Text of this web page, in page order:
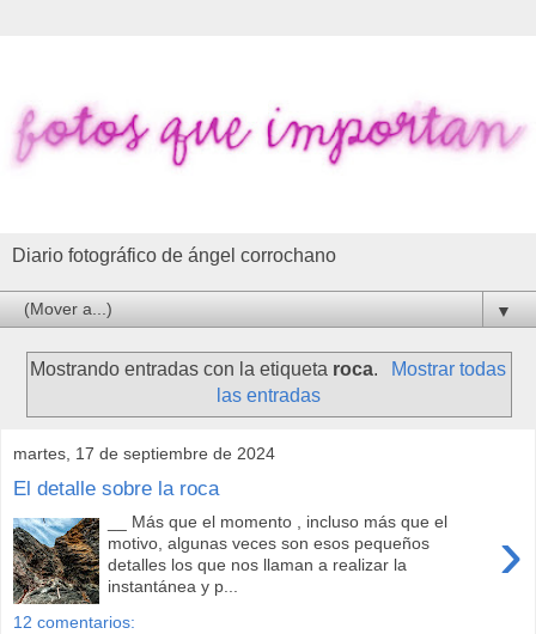
Diario fotográfico de ángel corrochano
▼
Mostrando entradas con la etiqueta roca.
Mostrar todas
las entradas
martes, 17 de septiembre de 2024
El detalle sobre la roca
›
__ Más que el momento , incluso más que el
motivo, algunas veces son esos pequeños
detalles los que nos llaman a realizar la
instantánea y p...
12 comentarios: